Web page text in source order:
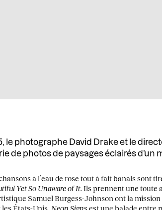
le photographe David Drake et le
de photos de paysages éclairés d’un
à l’eau de rose tout à fait banals sont
Yet So Unaware of It. Ils prennent une toute
Samuel Burgess-Johnson ont la mission
États-Unis, Neon Signsest une balade entre